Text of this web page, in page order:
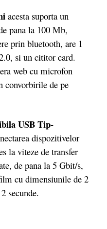
acesta suporta un
pana la 100 Mb,
prin bluetooth, are 1
si un cititor card.
web cu microfon
convorbirile de pe
USB Tip-
dispozitivelor
la viteze de transfer
de pana la 5 Gbit/s,
cu dimensiunile de 2
secunde.